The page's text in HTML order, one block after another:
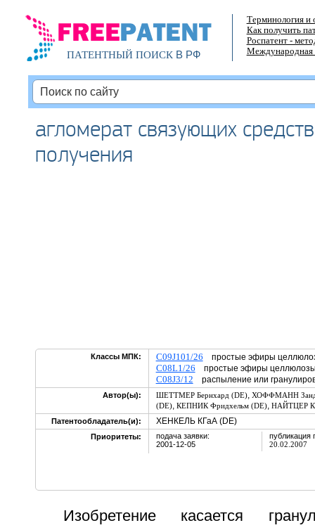
ПАТЕНТНЫЙ ПОИСКВ РФ
Терминология и
Как получить
Роспатент -
Международная
агломерат связующих
получения
Классы МПК: C09J101/26 простые эфиры
C08L1/26 простые эфиры
C08J3/12 распыление или
Автор(ы): ШЕТТМЕР Бернхард (DE), ХОФФМАНН
(DE), КЕПНИК Фридхельм (DE), НАЙТЦЕР
Патентообладатель(и):
ХЕНКЕЛЬ КГаА (DE)
Приоритеты:
подача заявки:
2001-12-05
публикация
20.02.2007
Изобретение касается